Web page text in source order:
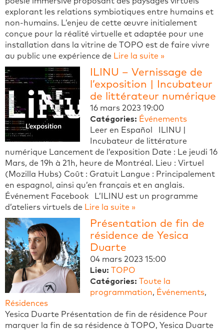
explorant les relations symbiotiques entre humains et
non-humains. L’enjeu de cette œuvre initialement
conçue pour la réalité virtuelle et adaptée pour une
installation dans la vitrine de TOPO est de faire vivre
au public une expérience de Lire la suite »
ILINU – Vernissage de
l’exposition | Incubateur
de littérateur numérique
16 mars 2023 19:00
Catégories: Événements
Leer en Español ILINU |
Incubateur de littérature
numérique Lancement de l’exposition Date : Le jeudi 16
Mars, de 19h à 21h, heure de Montréal. Lieu : Virtuel
(Mozilla Hubs) Coût : Gratuit Langue : Principalement
en espagnol, ainsi qu’en français et en anglais.
Événement Facebook L’ILINU est un programme
d’ateliers virtuels de Lire la suite »
Présentation de fin de
résidence de Yesica
Duarte
04 mars 2023 15:00
Lieu: TOPO
Catégories: Toute la
programmation, Événements,
Résidences
Yesica Duarte Présentation de fin de résidence Pour
marquer la fin de sa résidence à TOPO, Yesica Duarte